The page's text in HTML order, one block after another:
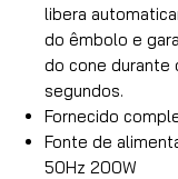
libera
do êmbolo e
do cone durante
segundos.
Fornecido
Fonte de
50Hz 200W